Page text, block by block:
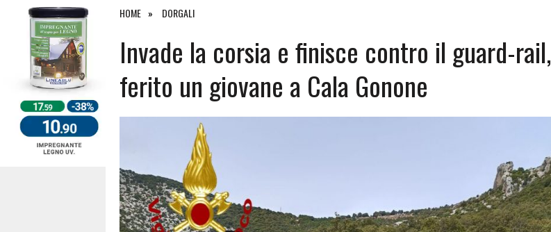
27 LUGLIO 2026 |
HOME DORGALI
Invade la corsia e finisce contro il guard-rail,
ferito un giovane a Cala Gonone